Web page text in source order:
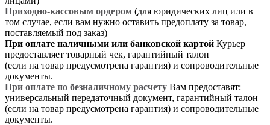
Приходно-кассовым ордером (для юридических лиц или в
том случае, если вам нужно оставить предоплату за товар,
поставляемый под заказ)
При оплате наличными или банковской картой Курьер
предоставляет товарный чек, гарантийный талон
(если на товар предусмотрена гарантия) и сопроводительные
документы.
При оплате по безналичному расчету Вам предоставят:
универсальный передаточный документ, гарантийный талон
(если на товар предусмотрена гарантия) и сопроводительные
документы.